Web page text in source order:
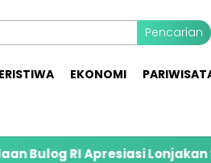
Pencarian
EKONOMI
Lonjakan Serapan